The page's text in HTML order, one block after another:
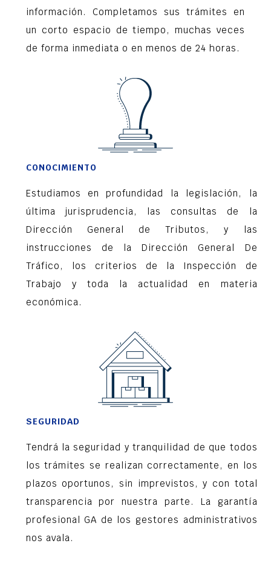
información. Completamos sus trámites en
un corto espacio de tiempo, muchas veces
de forma inmediata o en menos de 24 horas.
CONOCIMIENTO
Estudiamos en profundidad la legislación, la
última jurisprudencia, las consultas de la
Dirección General de Tributos, y las
instrucciones de la Dirección General De
Tráfico, los criterios de la Inspección de
Trabajo y toda la actualidad en materia
económica.
SEGURIDAD
Tendrá la seguridad y tranquilidad de que todos
los trámites se realizan correctamente, en los
plazos oportunos, sin imprevistos, y con total
transparencia por nuestra parte. La garantía
profesional GA de los gestores administrativos
nos avala.